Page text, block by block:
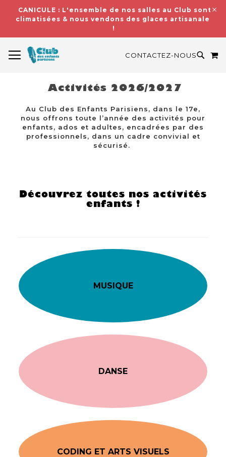
CANICULE : L'ensemble de nos salles au Club sont
climatisées & nous vendons des glaces artisanales
!
CONTACTEZ-NOUS
Activités 2026/2027
Au Club des Enfants Parisiens, dans le 17e,
nous offrons toute l’année des activités pour
enfants, ados et adultes, encadrées par des
professionnels, dans un cadre convivial et
sécurisé.
Découvrez toutes nos activités
enfants !
MUSIQUE
DANSE
CODING ET ARTS VISUELS